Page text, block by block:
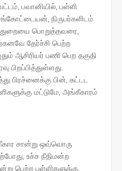
பவானியில், பள்ளி
நிருபர்களிடம்
பொறுத்தவரை,
தேர்ச்சி பெற்ற
ஆசிரியர் பணி பெற தகுதி
பிறப்பித்துள்ளது.
பிரச்னைக்கு பின், கட்டட
மட்டுமே, அங்கீகாரம்
சான்று ஒவ்வொரு
உச்ச நீதிமன்ற
பெற்ற பள்ளிகளுக்கு,